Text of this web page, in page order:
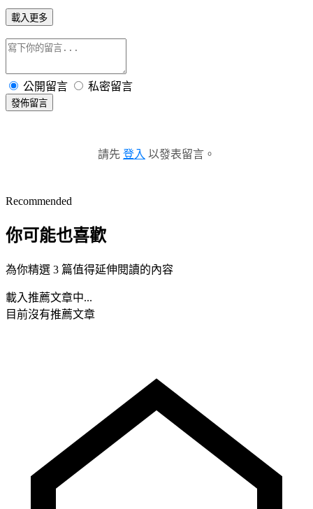
載入更多
公開留言 私密留言
發佈留言
請先 登入 以發表留言。
Recommended
你可能也喜歡
為你精選 3 篇值得延伸閱讀的內容
載入推薦文章中...
目前沒有推薦文章